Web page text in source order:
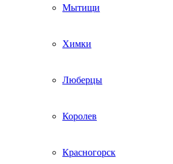
Мытищи
Химки
Люберцы
Королев
Красногорск